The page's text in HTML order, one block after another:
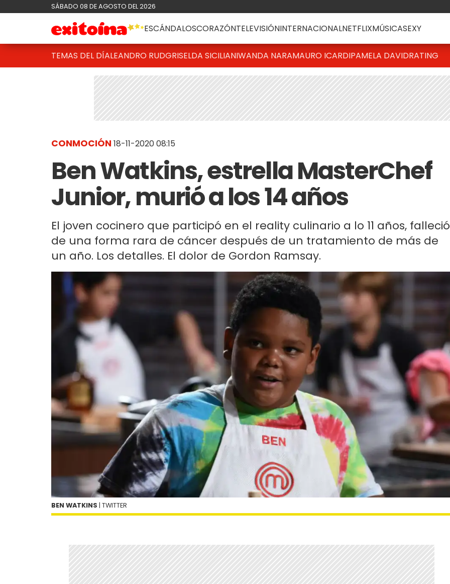
SÁBADO 08 DE AGOSTO DEL 2026
ESCÁNDALOSCORAZÓNTELEVISIÓNINTERNACIONALNETFLIXMÚSICASEXY
TEMAS DEL DÍALEANDRO RUDGRISELDA SICILIANIWANDA NARAMAURO ICARDIPAMELA DAVIDRATING
CONMOCIÓN 18-11-2020 08:15
Ben Watkins, estrella MasterChef
Junior, murió a los 14 años
El joven cocinero que participó en el reality culinario a lo 11 años, falleció
de una forma rara de cáncer después de un tratamiento de más de
un año. Los detalles. El dolor de Gordon Ramsay.
BEN WATKINS | TWITTER